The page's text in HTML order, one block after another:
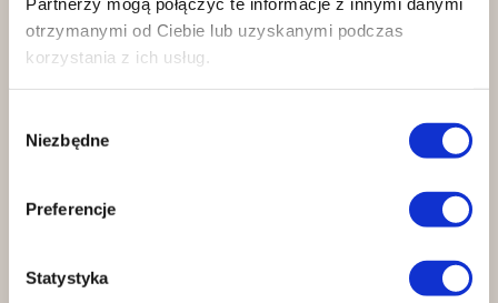
otrzymanymi od Ciebie lub uzyskanymi podczas
korzystania z ich usług.
zgody
Niezbędne
Preferencje
Statystykadopasowujemy do Twoich celów i